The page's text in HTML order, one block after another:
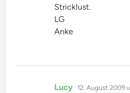
Stricklust.
LG
Anke
Lucy sagt:
12. August 2009